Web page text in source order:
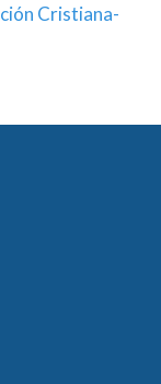
Cristiana-